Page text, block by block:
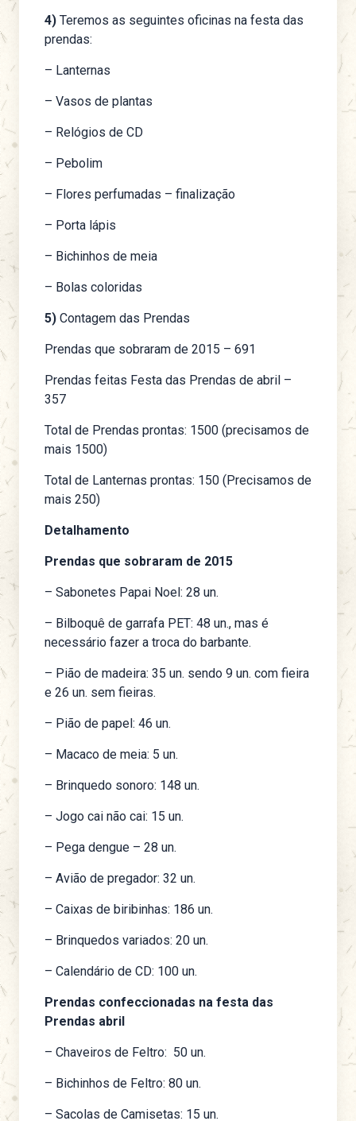
4) Teremos as seguintes oficinas na festa das
prendas:
– Lanternas
– Vasos de plantas
– Relógios de CD
– Pebolim
– Flores perfumadas – finalização
– Porta lápis
– Bichinhos de meia
– Bolas coloridas
5) Contagem das Prendas
Prendas que sobraram de 2015 – 691
Prendas feitas Festa das Prendas de abril –
357
Total de Prendas prontas: 1500 (precisamos de
mais 1500)
Total de Lanternas prontas: 150 (Precisamos de
mais 250)
Detalhamento
Prendas que sobraram de 2015
– Sabonetes Papai Noel: 28 un.
– Bilboquê de garrafa PET: 48 un., mas é
necessário fazer a troca do barbante.
– Pião de madeira: 35 un. sendo 9 un. com fieira
e 26 un. sem fieiras.
– Pião de papel: 46 un.
– Macaco de meia: 5 un.
– Brinquedo sonoro: 148 un.
– Jogo cai não cai: 15 un.
– Pega dengue – 28 un.
– Avião de pregador: 32 un.
– Caixas de biribinhas: 186 un.
– Brinquedos variados: 20 un.
– Calendário de CD: 100 un.
Prendas confeccionadas na festa das
Prendas abril
– Chaveiros de Feltro: 50 un.
– Bichinhos de Feltro: 80 un.
– Sacolas de Camisetas: 15 un.